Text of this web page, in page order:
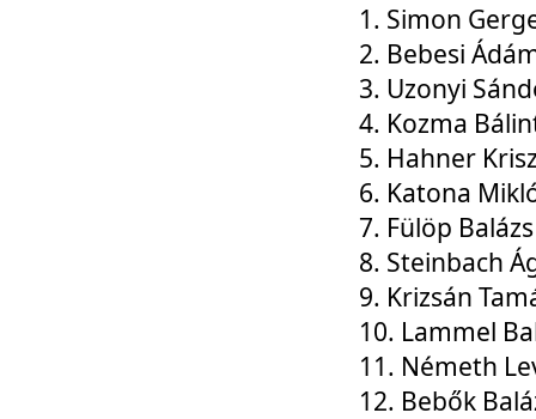
1. Simon
2. Bebesi
3. Uzonyi
4. Kozma
5. Hahner
6. Katona
7. Fülöp Balázs
8. Steinbach
9. Krizsán
10. Lammel
11. Németh
12. Bebők